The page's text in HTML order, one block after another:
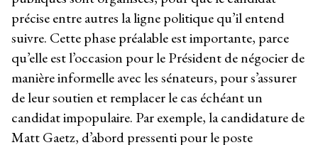
précise entre autres la ligne politique qu’il entend
suivre. Cette phase préalable est importante, parce
qu’elle est l’occasion pour le Président de négocier de
manière informelle avec les sénateurs, pour s’assurer
de leur soutien et remplacer le cas échéant un
candidat impopulaire. Par exemple, la candidature de
Matt Gaetz, d’abord pressenti pour le poste